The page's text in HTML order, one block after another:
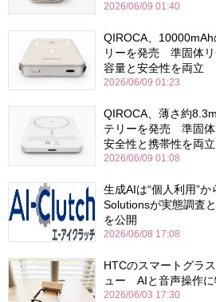
2026/06/09 01:40
QIROCA、
リーを発売 準固体
容量と安全性を両立
2026/06/09 01:23
QIROCA、薄さ約
テリーを発売 準固体
安全性と携帯性を両立
2026/06/09 01:08
生成AIは“個人利用”
Solutionsが実態調査
を公開
2026/06/08 17:08
HTCのスマートグラ
ュー AIと音声操作に
2026/06/03 17:30